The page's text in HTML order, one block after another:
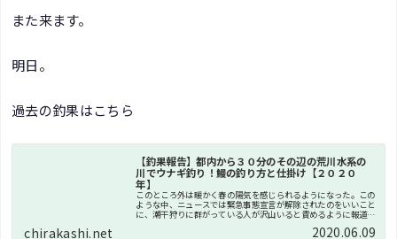
また来ます。
明日。
過去の釣果はこちら
【釣果報告】都内から３０分のその辺の荒川水系の
川でウナギ釣り！鰻の釣り方と仕掛け【２０２０
年】
このところ外は暖かく春の陽気を感じられるようになった。この
ような中、ニュースでは緊急事態宣言が解除されたのをいいこと
に、潮干狩りに群がっている人が沢山いると責めるように報道さ
chirakashi.net 2020.06.09